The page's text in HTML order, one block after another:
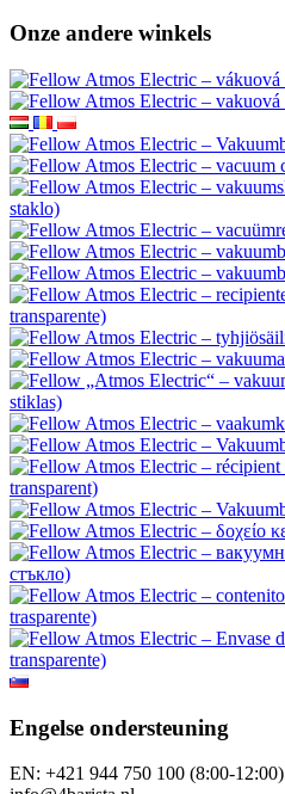
Onze andere winkels
Engelse ondersteuning
EN: +421 944 750 100 (8:00-12:00)